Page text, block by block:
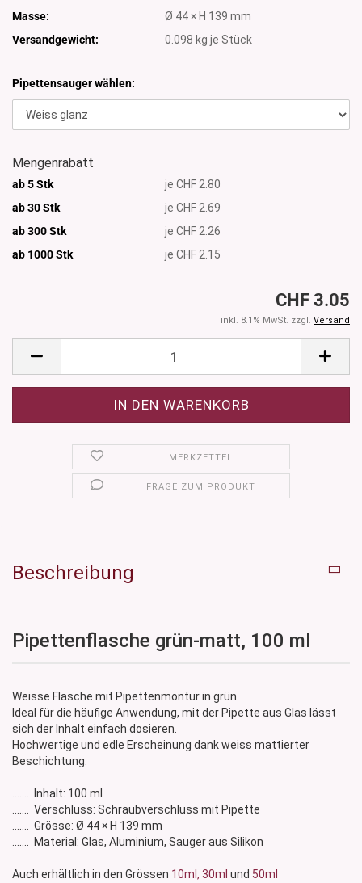
Masse:
Ø 44 × H 139 mm
Versandgewicht:
0.098 kg je Stück
Pipettensauger wählen:
Mengenrabatt
ab 5 Stk
je CHF 2.80
ab 30 Stk
je CHF 2.69
ab 300 Stk
je CHF 2.26
ab 1000Stk je CHF 2.15
CHF 3.05
inkl. 8.1% MwSt. zzgl. Versand
MERKZETTEL
FRAGE ZUM PRODUKT
Beschreibung
Pipettenflasche grün-matt, 100 ml
Weisse Flasche mit Pipettenmontur in grün.
Ideal für die häufige Anwendung, mit der Pipette aus Glas lässt
sich der Inhalt einfach dosieren.
Hochwertige und edle Erscheinung dank weiss mattierter
Beschichtung.
....... Inhalt: 100 ml
....... Verschluss: Schraubverschluss mit Pipette
....... Grösse: Ø 44 × H 139 mm
....... Material: Glas, Aluminium, Sauger aus Silikon
Auch erhältlich in den Grössen 10ml, 30ml und 50ml